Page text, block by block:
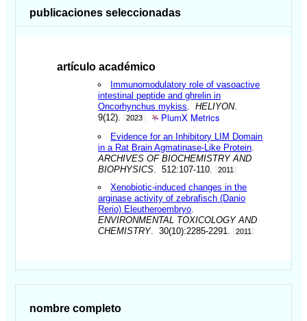
publicaciones seleccionadas
artículo académico
Immunomodulatory role of vasoactive
intestinal peptide and ghrelin in
Oncorhynchus mykiss .HELIYON.
9(12).
2023 PlumX Metrics
Evidence for an Inhibitory LIM Domain
in a Rat Brain Agmatinase-Like Protein
ARCHIVES OF BIOCHEMISTRY AND
BIOPHYSICS . 512:107-110. 2011
Xenobiotic-induced changes in the
arginase activity of zebrafisch (Danio
Rerio) Eleutheroembryo
ENVIRONMENTAL TOXICOLOGY AND
CHEMISTRY. 30(10):2285-2291. 2011
nombre completo